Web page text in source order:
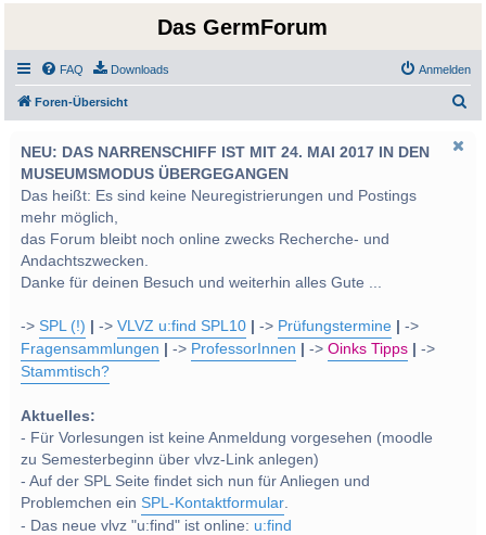
Das GermForum
FAQ Downloads Anmelden
Foren-Übersicht
NEU: DAS NARRENSCHIFF IST MIT 24. MAI 2017 IN DEN
MUSEUMSMODUS ÜBERGEGANGEN
Das heißt: Es sind keine Neuregistrierungen und Postings
mehr möglich,
das Forum bleibt noch online zwecks Recherche- und
Andachtszwecken.
Danke für deinen Besuch und weiterhin alles Gute ...
->SPL (!) ->VLVZ u:find SPL10 -> Prüfungstermine
->
Fragensammlungen
-> ProfessorInnen ->Oinks Tipps
->
Stammtisch?
Aktuelles:
- Für Vorlesungen ist keine Anmeldung vorgesehen (moodle
zu Semesterbeginn über vlvz-Link anlegen)
- Auf der SPL Seite findet sich nun für Anliegen und
Problemchen einSPL-Kontaktformular.
- Das neue vlvz "u:find" ist online: u:find